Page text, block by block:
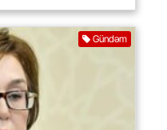
Gündəm